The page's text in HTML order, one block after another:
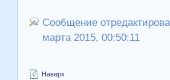
Сообщение
марта 2015, 00:50:11
Наверх